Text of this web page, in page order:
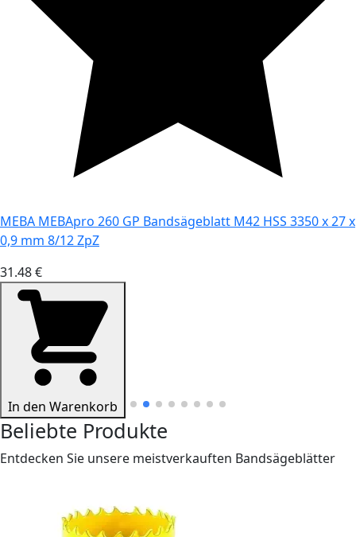
MEBA MEBApro 260 GP Bandsägeblatt M42 HSS 3350 x 27 x
0,9 mm 8/12 ZpZ
31.48 €
In den Warenkorb
Beliebte Produkte
Entdecken Sie unsere meistverkauften Bandsägeblätter